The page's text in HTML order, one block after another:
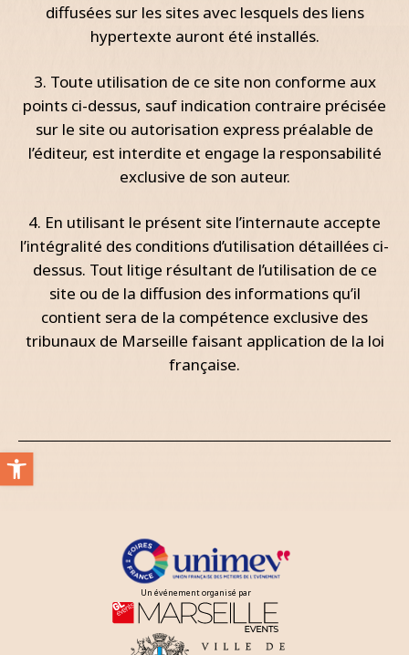
Ouvrir la barre d’outils
diffusées sur les sites avec lesquels des liens
hypertexte auront été installés.
3. Toute utilisation de ce site non conforme aux
points ci-dessus, sauf indication contraire précisée
sur le site ou autorisation express préalable de
l’éditeur, est interdite et engage la responsabilité
exclusive de son auteur.
4. En utilisant le présent site l’internaute accepte
l’intégralité des conditions d’utilisation détaillées ci-
dessus. Tout litige résultant de l’utilisation de ce
site ou de la diffusion des informations qu’il
contient sera de la compétence exclusive des
tribunaux de Marseille faisant application de la loi
française.
Un événement organisé par